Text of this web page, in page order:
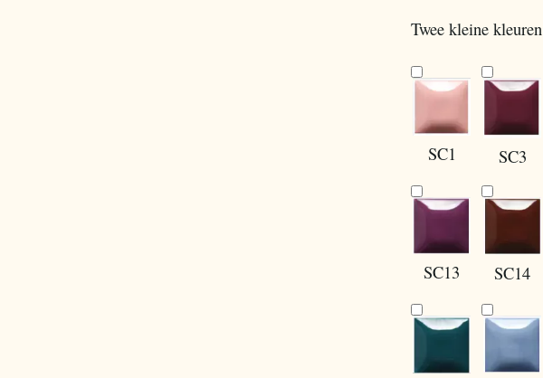
Twee kleine kleuren
SC1 SC3
SC13 SC14